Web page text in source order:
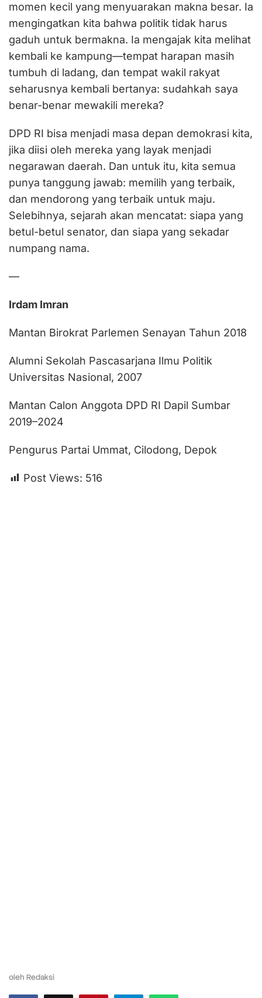
momen kecil yang menyuarakan makna besar. Ia
mengingatkan kita bahwa politik tidak harus
gaduh untuk bermakna. Ia mengajak kita melihat
kembali ke kampung—tempat harapan masih
tumbuh di ladang, dan tempat wakil rakyat
seharusnya kembali bertanya: sudahkah saya
benar-benar mewakili mereka?
DPD RI bisa menjadi masa depan demokrasi kita,
jika diisi oleh mereka yang layak menjadi
negarawan daerah. Dan untuk itu, kita semua
punya tanggung jawab: memilih yang terbaik,
dan mendorong yang terbaik untuk maju.
Selebihnya, sejarah akan mencatat: siapa yang
betul-betul senator, dan siapa yang sekadar
numpang nama.
—
Irdam Imran
Mantan Birokrat Parlemen Senayan Tahun 2018
Alumni Sekolah Pascasarjana Ilmu Politik
Universitas Nasional, 2007
Mantan Calon Anggota DPD RI Dapil Sumbar
2019–2024
Pengurus Partai Ummat, Cilodong, Depok
Post Views: 516
oleh Redaksi